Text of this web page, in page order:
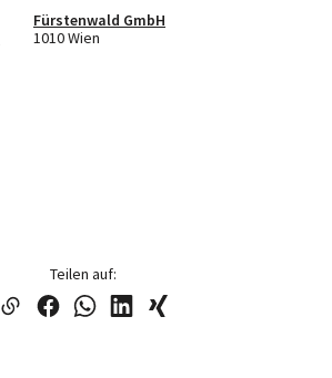
Fürstenwald GmbH
1010 Wien
Teilen auf: